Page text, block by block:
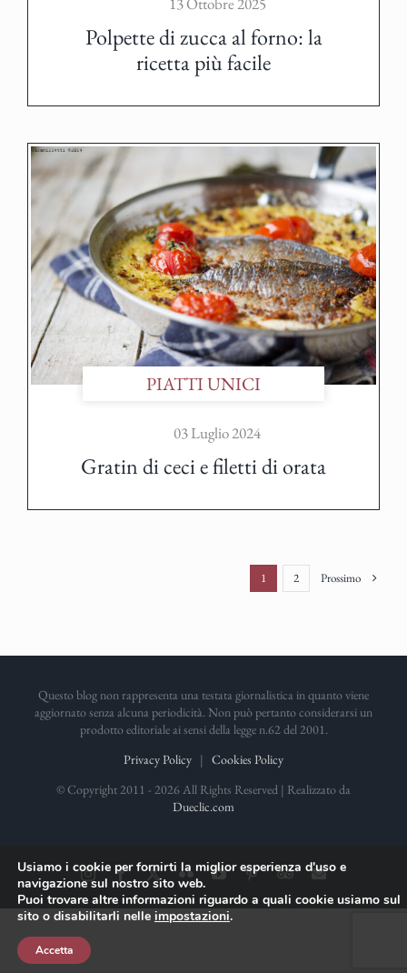
Polpette di zucca al forno: la
ricetta più facile
PIATTI UNICI
03 Luglio 2024
Gratin di ceci e filetti di orata
1 2 Prossimo
Questo blog non rappresenta una testata giornalistica in quanto viene
aggiornato senza alcuna periodicità. Non può pertanto considerarsi un
prodotto editoriale ai sensi della legge n.62 del 2001.
Privacy Policy | Cookies Policy
© Copyright 2011 - 2026 All Rights Reserved | Realizzato da
Dueclic.com
InstagramFacebook
X FlickrYouTubePinterestTripAdvisor
Email
Usiamo i cookie per fornirti la miglior esperienza d'uso e
navigazione sul nostro sito web.
Puoi trovare altre informazioni riguardo a quali cookie usiamo sul
sito o disabilitarli nelle impostazioni.
Accetta